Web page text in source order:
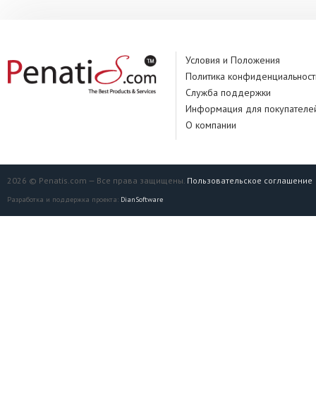
Условия и Положения
Политика
Служба поддержки
Информация для
О компании
2026 © Penatis.com — Все права защищены. Пользовательское соглашение
Разработка и поддержка проекта: DianSoftware